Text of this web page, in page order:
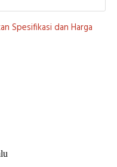
Spesifikasi dan Harga